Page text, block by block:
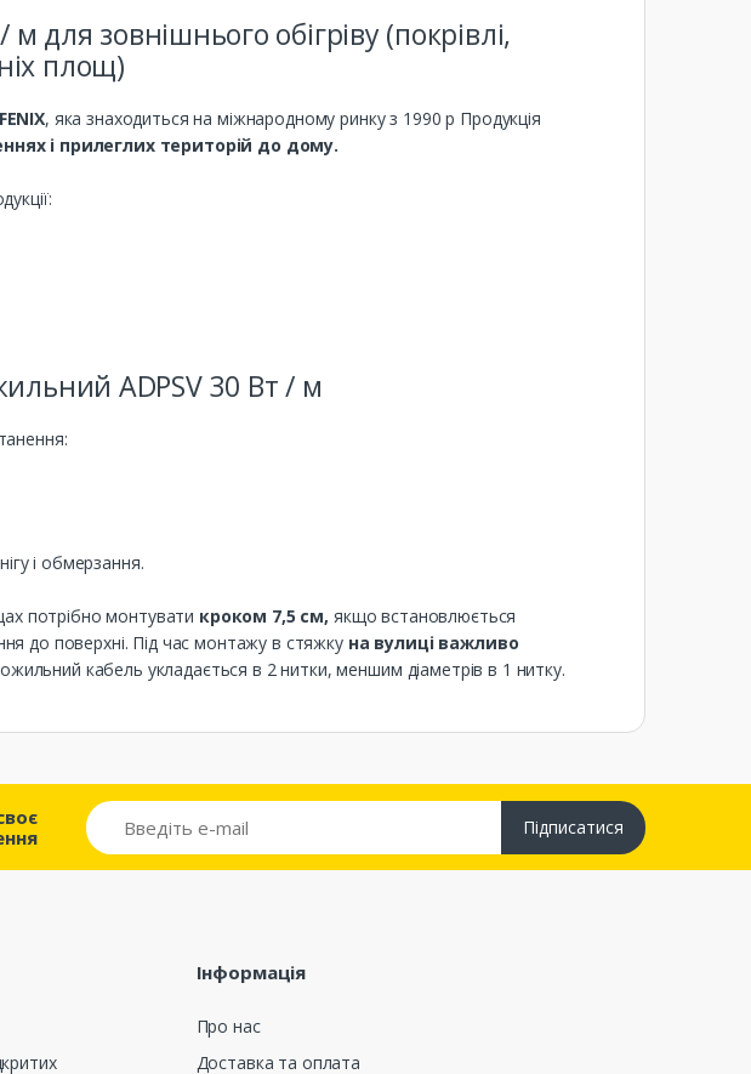
зовнішнього обігріву (покрівлі,
площ)
, яка знаходиться на міжнародному ринку з 1990 р Продукція
і прилеглих територій до дому.
ADPSV 30 Вт / м
і обмерзання.
потрібно монтувати кроком 7,5 см, якщо встановлюється
до поверхні. Під час монтажу в стяжку на вулиці важливо
кабель укладається в 2 нитки, меншим діаметрів в 1 нитку.
Підписатися
Інформація
Про нас
Доставка та оплата